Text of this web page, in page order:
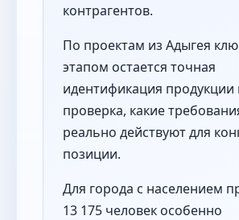
контрагентов.
По проектам из Адыгея
этапом остается точная
идентификация продукции
проверка, какие
реально действуют для
позиции.
Для города с населением
13 175 человек особенно